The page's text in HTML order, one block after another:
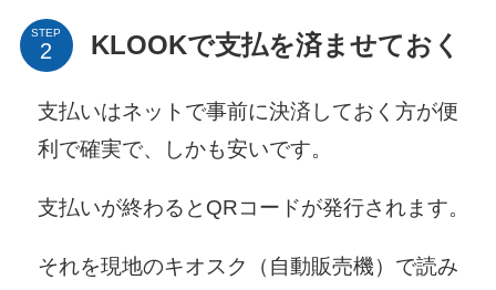
STEP KLOOKで支払を済ませておく
支払いはネットで事前に決済しておく方が便
利で確実で、しかも安いです。
支払いが終わるとQRコードが発行されます。
それを現地のキオスク（自動販売機）で読み